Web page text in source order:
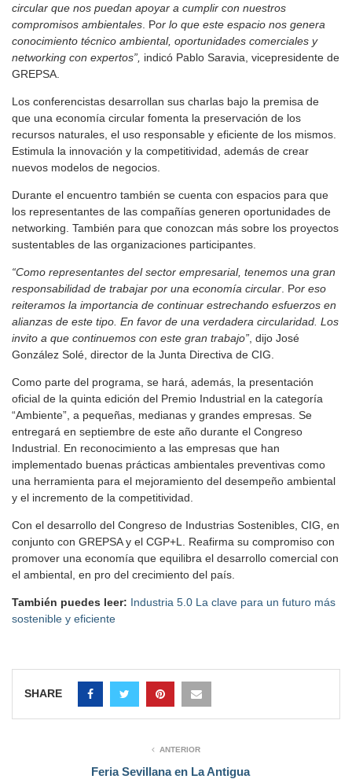
circular que nos puedan apoyar a cumplir con nuestros
compromisos ambientales . Por lo que este espacio nos genera
conocimiento técnico ambiental, oportunidades comerciales y
networking con expertos”, indicó Pablo Saravia, vicepresidente de
GREPSA.
Los conferencistas desarrollan sus charlas bajo la premisa de
que una economía circular fomenta la preservación de los
recursos naturales, el uso responsable y eficiente de los mismos.
Estimula la innovación y la competitividad, además de crear
nuevos modelos de negocios.
Durante el encuentro también se cuenta con espacios para que
los representantes de las compañías generen oportunidades de
networking. También para que conozcan más sobre los proyectos
sustentables de las organizaciones participantes.
“Como representantes del sector empresarial, tenemos una gran
responsabilidad de trabajar por una economía circular . Por eso
reiteramos la importancia de continuar estrechando esfuerzos en
alianzas de este tipo. En favor de una verdadera circularidad. Los
invito a que continuemos con este gran trabajo” , dijo José
González Solé, director de la Junta Directiva de CIG.
Como parte del programa, se hará, además, la presentación
oficial de la quinta edición del Premio Industrial en la categoría
“Ambiente”, a pequeñas, medianas y grandes empresas. Se
entregará en septiembre de este año durante el Congreso
Industrial. En reconocimiento a las empresas que han
implementado buenas prácticas ambientales preventivas como
una herramienta para el mejoramiento del desempeño ambiental
y el incremento de la competitividad.
Con el desarrollo del Congreso de Industrias Sostenibles, CIG, en
conjunto con GREPSA y el CGP+L. Reafirma su compromiso con
promover una economía que equilibra el desarrollo comercial con
el ambiental, en pro del crecimiento del país.
También puedes leer: Industria 5.0 La clave para un futuro más
sostenible y eficiente
SHARE
ANTERIOR
Feria Sevillana en La Antigua